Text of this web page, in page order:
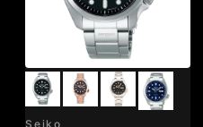
Seiko